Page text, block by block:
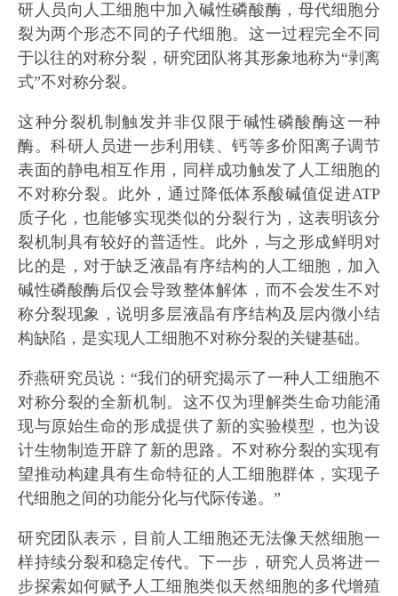
研人员向人工细胞中加入碱性磷酸酶，母代细胞分
裂为两个形态不同的子代细胞。这一过程完全不同
于以往的对称分裂，研究团队将其形象地称为“剥离
式”不对称分裂。
这种分裂机制触发并非仅限于碱性磷酸酶这一种
酶。科研人员进一步利用镁、钙等多价阳离子调节
表面的静电相互作用，同样成功触发了人工细胞的
不对称分裂。此外，通过降低体系酸碱值促进ATP
质子化，也能够实现类似的分裂行为，这表明该分
裂机制具有较好的普适性。此外，与之形成鲜明对
比的是，对于缺乏液晶有序结构的人工细胞，加入
碱性磷酸酶后仅会导致整体解体，而不会发生不对
称分裂现象，说明多层液晶有序结构及层内微小结
构缺陷，是实现人工细胞不对称分裂的关键基础。
乔燕研究员说：“我们的研究揭示了一种人工细胞不
对称分裂的全新机制。这不仅为理解类生命功能涌
现与原始生命的形成提供了新的实验模型，也为设
计生物制造开辟了新的思路。不对称分裂的实现有
望推动构建具有生命特征的人工细胞群体，实现子
代细胞之间的功能分化与代际传递。”
研究团队表示，目前人工细胞还无法像天然细胞一
样持续分裂和稳定传代。下一步，研究人员将进一
步探索如何赋予人工细胞类似天然细胞的多代增殖